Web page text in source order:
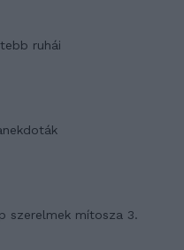
ruhái
szerelmek mítosza 3.